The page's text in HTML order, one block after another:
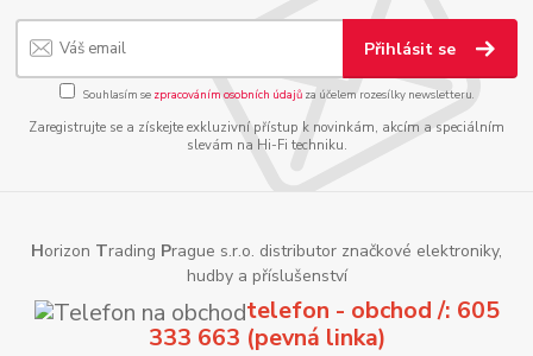
Přihlásit se
Souhlasím se zpracováním osobních údajůza účelem rozesílky newsletteru.
Zaregistrujte se a získejte exkluzivní přístup k novinkám, akcím a speciálním
slevám na Hi-Fi techniku.
Horizon Trading Prague s.r.o. distributor značkové elektroniky,
hudby a příslušenství
telefon - obchod /: 605
333 663 (pevná linka)